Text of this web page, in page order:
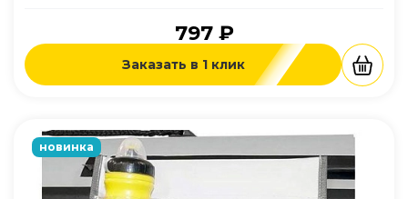
797 ₽
Заказать в 1 клик
новинка